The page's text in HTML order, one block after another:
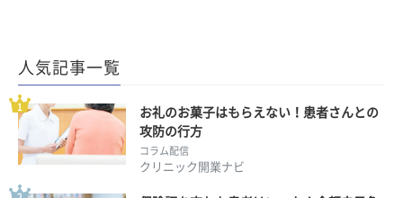
人気記事一覧
お礼のお菓子はもらえない！患者さんとの
攻防の行方
コラム配信
クリニック開業ナビ